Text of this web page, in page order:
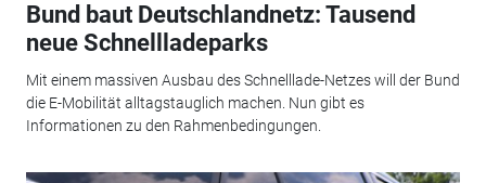
Bund baut Deutschlandnetz: Tausend
neue Schnellladeparks
Mit einem massiven Ausbau des Schnelllade-Netzes will der Bund
die E-Mobilität alltagstauglich machen. Nun gibt es
Informationen zu den Rahmenbedingungen.